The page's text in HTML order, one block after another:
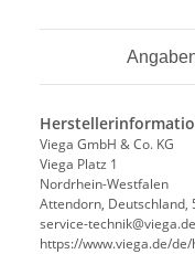
Viega GmbH & Co. KG
Viega Platz 1
Nordrhein-Westfalen
Attendorn, Deutschland,
service-technik@viega.de
https://www.viega.de/